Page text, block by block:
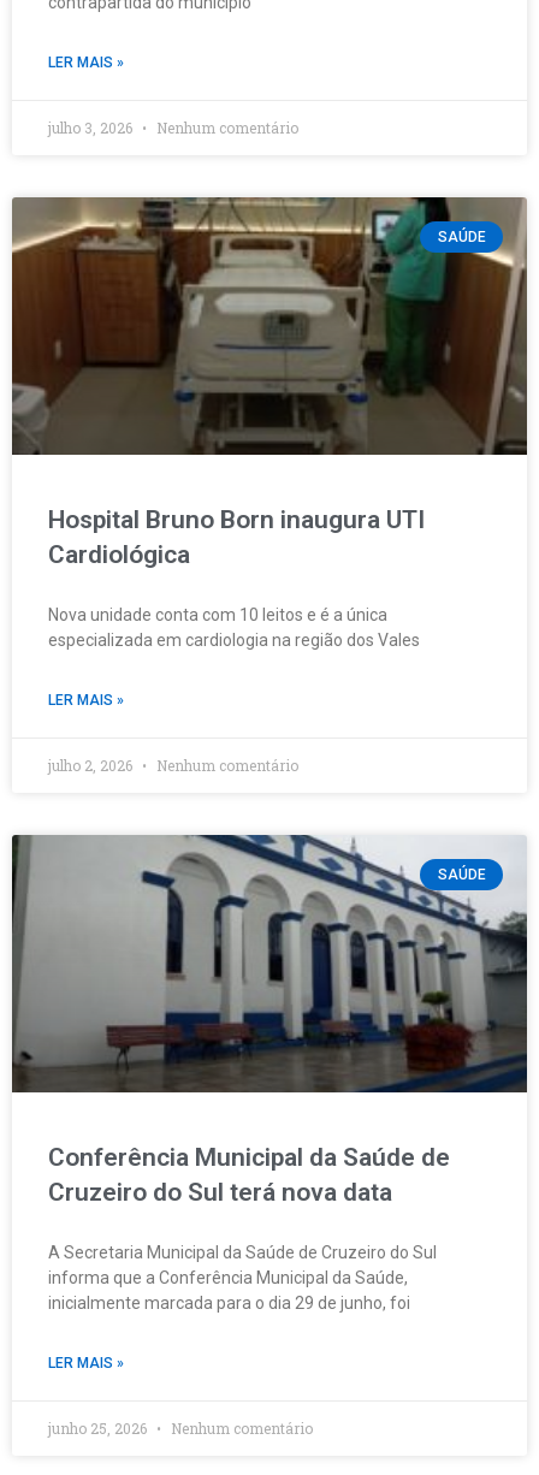
LER MAIS »
julho 3, 2026 Nenhum comentário
SAÚDE
Hospital Bruno Born inaugura UTI
Cardiológica
Nova unidade conta com 10 leitos e é a única
especializada em cardiologia na região dos Vales
LER MAIS »
julho 2, 2026 Nenhum comentário
SAÚDE
Conferência Municipal da Saúde de
Cruzeiro do Sul terá nova data
A Secretaria Municipal da Saúde de Cruzeiro do Sul
informa que a Conferência Municipal da Saúde,
inicialmente marcada para o dia 29 de junho, foi
LER MAIS »
junho 25, 2026 Nenhum comentário